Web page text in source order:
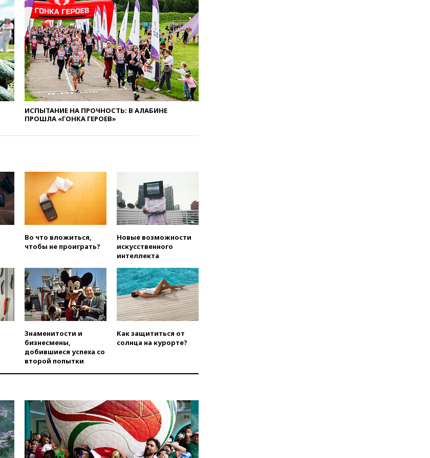
области все еще неизвестна
01:10 МИД РФ: ЕС пытается
сохранить мобилизационный
ресурс для Украины
00:05Девочка с «маской
Бэтмена» показала лицо
после последней операции
вчера, 23:35Российского
историка Артема Кирпиченка
арестовали в Израиле
разгромил «Оренбург» в
X о миграционном кризисе в
Сеуте набрал миллион
просмотров
вчера, 22:49Минпромторг:
банкротство «Кванта» не
означает прекращения
вчера, 22:35 Семь грузовых
вагонов сошли с рельсов в
Оренбургской области
вчера, 22:22Минфин: в июле
выросли нефтегазовые
доходы российского бюджета
согласовал первый стандарт
исламского банкинга
вчера, 21:35Машков: в РФ
подготовили концепцию
развития театрального
искусства до 2035 года
вчера, 21:21 Правительство
ИСПЫТАНИЕ НА ПРОЧНОСТЬ: В АЛАБИНЕ
ПРОШЛА «ГОНКА ГЕРОЕВ»
Во что вложиться,
чтобы не проиграть?
Новые возможности
искусственного
интеллекта
Знаменитости и
бизнесмены,
добившиеся успеха со
второй попытки
Как защититься от
солнца на курорте?